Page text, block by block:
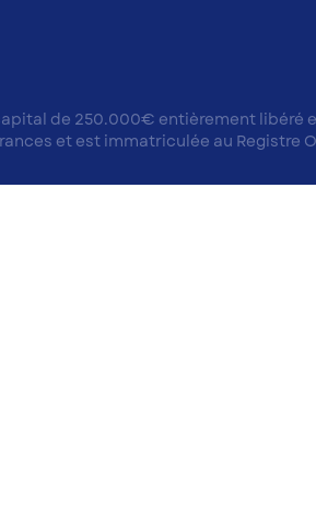
de 250.000€ entièrement
et est immatriculée au Registre